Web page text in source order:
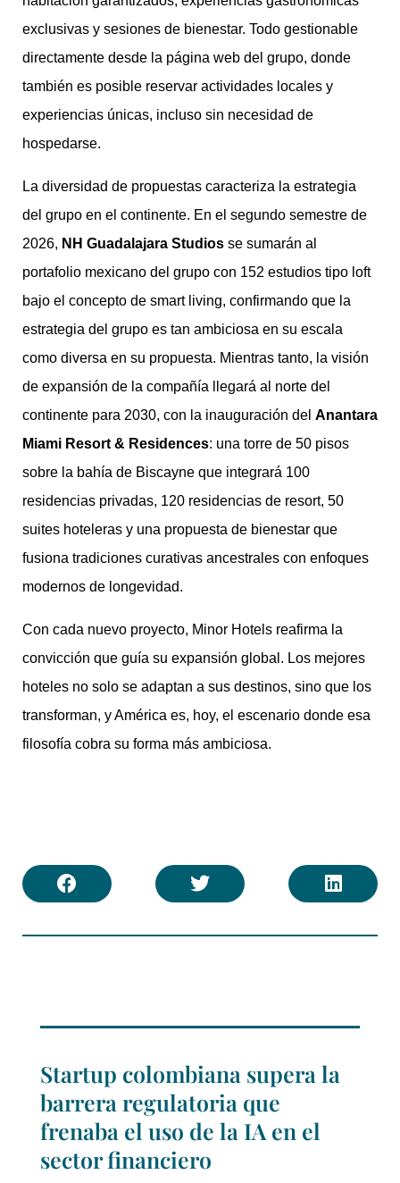
exclusivas y sesiones de bienestar. Todo gestionable
directamente desde la página web del grupo, donde
también es posible reservar actividades locales y
experiencias únicas, incluso sin necesidad de
hospedarse.
La diversidad de propuestas caracteriza la estrategia
del grupo en el continente. En el segundo semestre de
2026, NH Guadalajara Studios se sumarán al
portafolio mexicano del grupo con 152 estudios tipo loft
bajo el concepto de smart living, confirmando que la
estrategia del grupo es tan ambiciosa en su escala
como diversa en su propuesta. Mientras tanto, la visión
de expansión de la compañía llegará al norte del
continente para 2030, con la inauguración del Anantara
Miami Resort & Residences: una torre de 50 pisos
sobre la bahía de Biscayne que integrará 100
residencias privadas, 120 residencias de resort, 50
suites hoteleras y una propuesta de bienestar que
fusiona tradiciones curativas ancestrales con enfoques
modernos de longevidad.
Con cada nuevo proyecto, Minor Hotels reafirma la
convicción que guía su expansión global. Los mejores
hoteles no solo se adaptan a sus destinos, sino que los
transforman, y América es, hoy, el escenario donde esa
filosofía cobra su forma más ambiciosa.
Startup colombiana supera la
barrera regulatoria que
frenaba el uso de la IA en el
sector financiero